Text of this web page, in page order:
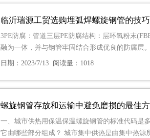
临沂瑞源工贸选购埋弧焊螺旋钢管的技巧
3PE防腐：管道三层PE防腐结构：层环氧粉末
融为一体，并与钢管牢固结合形成优良的防腐层
日期：2023/7/13 阅读量：1018
螺旋钢管存放和运输中避免磨损的最佳
一、城市供热用保温保温螺旋钢管的标准代码是
它由哪些部分组成？ 城市集中供热是由集中热